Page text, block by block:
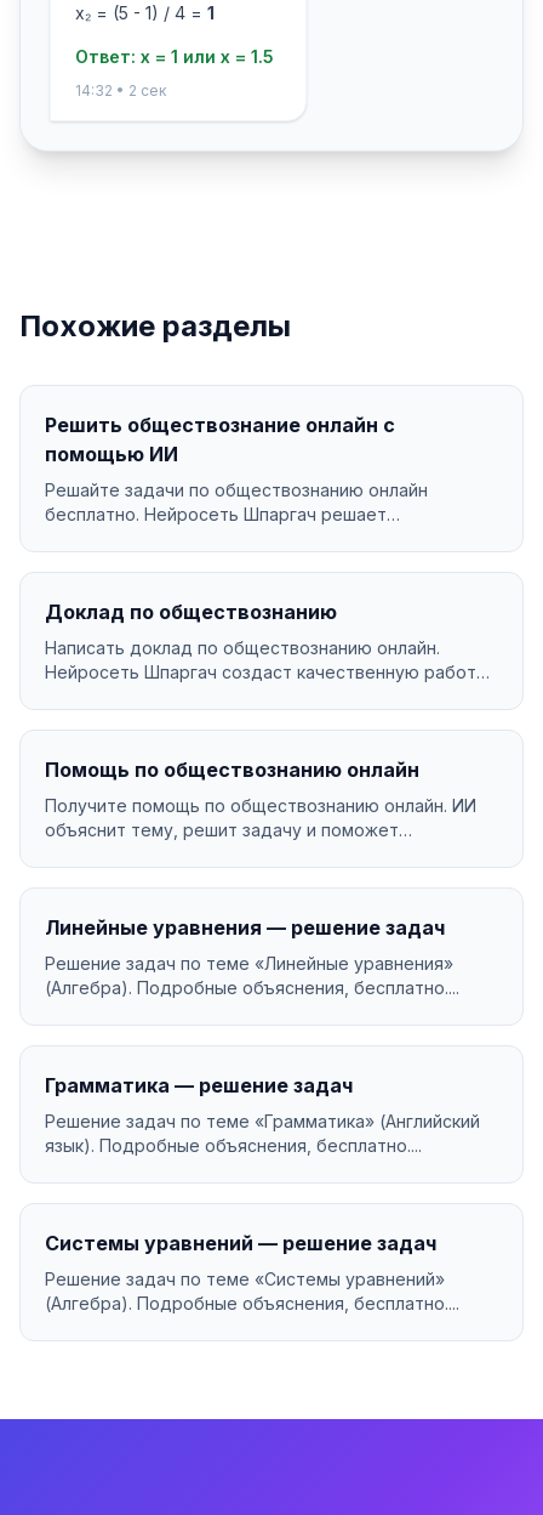
x₂ = (5 - 1) / 4 = 1
Ответ: x = 1 или x = 1.5
14:32 • 2 сек
Похожие разделы
Решить обществознание онлайн с
помощью ИИ
Решайте задачи по обществознанию онлайн
бесплатно. Нейросеть Шпаргач решает
Доклад по обществознанию
Написать доклад по обществознанию онлайн.
Нейросеть Шпаргач создаст качественную работу
Помощь по обществознанию онлайн
Получите помощь по обществознанию онлайн. ИИ
объяснит тему, решит задачу и поможет
Линейные уравнения — решение задач
Решение задач по теме «Линейные уравнения»
(Алгебра). Подробные объяснения, бесплатно....
Грамматика — решение задач
Решение задач по теме «Грамматика» (Английский
язык). Подробные объяснения, бесплатно....
Системы уравнений — решение задач
Решение задач по теме «Системы уравнений»
(Алгебра). Подробные объяснения, бесплатно....